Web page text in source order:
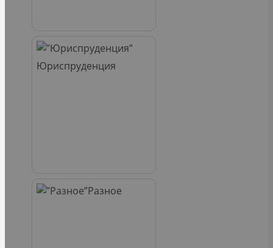
Юриспруденция
Разное